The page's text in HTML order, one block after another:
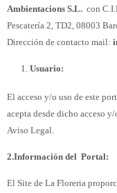
Ambientacions S.L. con
Pescatería 2, TD2, 08003
Dirección de contacto mail:
Usuario:
El acceso y/o uso de este
acepta desde dicho acceso
Aviso Legal.
2.Información del Portal:
El Site de La Floreria